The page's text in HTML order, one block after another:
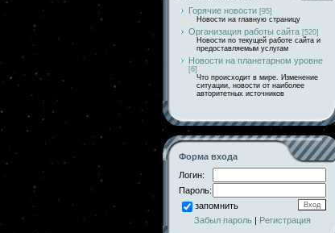
Горячие новости [95]
Новости на главную страницу
Организация работы сайта [520]
Новости по текущей работе сайта и
предоставляемым услугам
Новости на планетарном уровне
[6]
Что происходит в мире. Изменение
ситуации, новости от наиболее
авторитетных источников
Форма входа
Логин:
Пароль:
запомнить
Забыл пароль | Регистрация